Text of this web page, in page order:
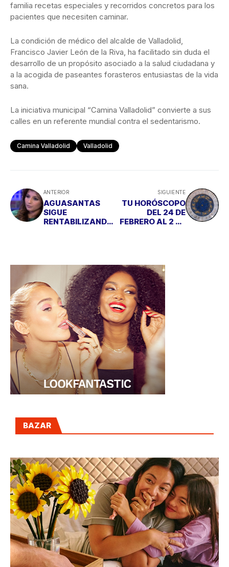
familia recetas especiales y recorridos concretos para los
pacientes que necesiten caminar.
La condición de médico del alcalde de Valladolid,
Francisco Javier León de la Riva, ha facilitado sin duda el
desarrollo de un propósito asociado a la salud ciudadana y
a la acogida de paseantes forasteros entusiastas de la vida
sana.
La iniciativa municipal “Camina Valladolid” convierte a sus
calles en un referente mundial contra el sedentarismo.
Camina Valladolid Valladolid
ANTERIOR
AGUASANTAS
SIGUE
RENTABILIZANDO
SIGUIENTE
TU HORÓSCOPO
DEL 24 DE
FEBRERO AL 2 DE
BAZAR